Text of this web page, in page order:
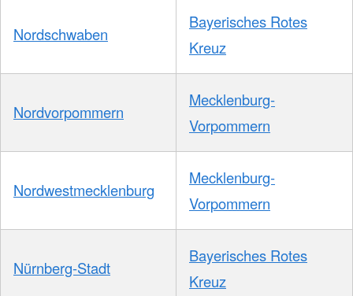
Nordschwaben
Bayerisches Rotes
Kreuz
Nordvorpommern
Mecklenburg-
Vorpommern
Nordwestmecklenburg
Mecklenburg-
Vorpommern
Nürnberg-Stadt
Bayerisches Rotes
Kreuz